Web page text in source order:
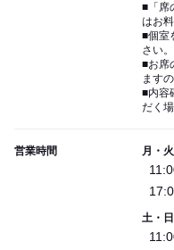
■「席
はお
■個室
さい
■お席
ます
■内容
だく
営業時間 月・
土・